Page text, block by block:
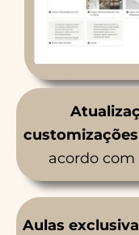
customizações
acordo
Aulas